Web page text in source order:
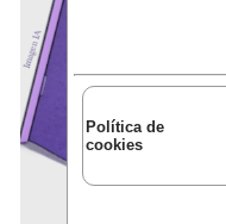
Política de
cookies